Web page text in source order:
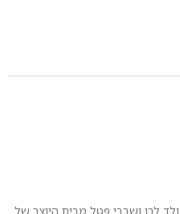
לבן ושבבי פטל מבית היוצר של